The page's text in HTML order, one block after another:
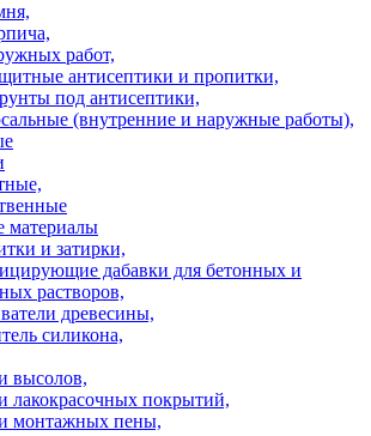
работ,
антисептики и пропитки,
под антисептики,
(внутренние и наружные работы),
материалы
и затирки,
дабавки для бетонных и
растворов,
древесины,
силикона,
высолов,
лакокрасочных покрытий,
монтажных пены,